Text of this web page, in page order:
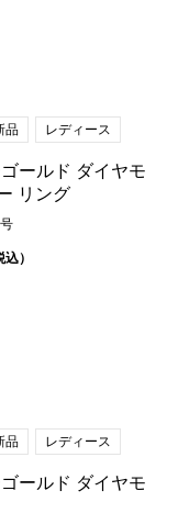
品 レディース
ールド ダイヤモ
リング
）
品 レディース
ールド ダイヤモ